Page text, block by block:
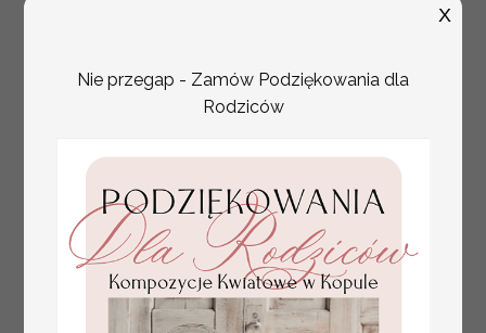
plan stołów
weselnych
usadzenie gości na
Promocja:
100 PLN/125.00 PLN
Nie przegap - Zamów Podziękowania dla
Rodziców
X